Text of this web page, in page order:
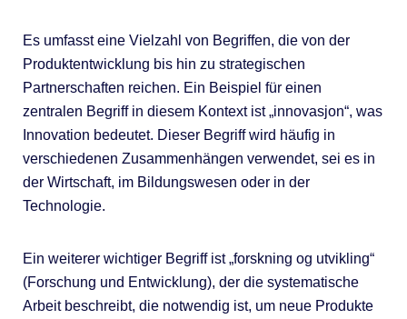
Es umfasst eine Vielzahl von Begriffen, die von der
Produktentwicklung bis hin zu strategischen
Partnerschaften reichen. Ein Beispiel für einen
zentralen Begriff in diesem Kontext ist „innovasjon“, was
Innovation bedeutet. Dieser Begriff wird häufig in
verschiedenen Zusammenhängen verwendet, sei es in
der Wirtschaft, im Bildungswesen oder in der
Technologie.
Ein weiterer wichtiger Begriff ist „forskning og utvikling“
(Forschung und Entwicklung), der die systematische
Arbeit beschreibt, die notwendig ist, um neue Produkte